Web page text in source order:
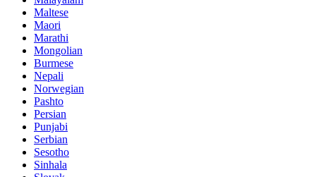
Maltese
Maori
Marathi
Mongolian
Burmese
Nepali
Norwegian
Pashto
Persian
Punjabi
Serbian
Sesotho
Sinhala